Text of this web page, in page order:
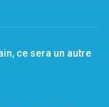
ce sera un autre